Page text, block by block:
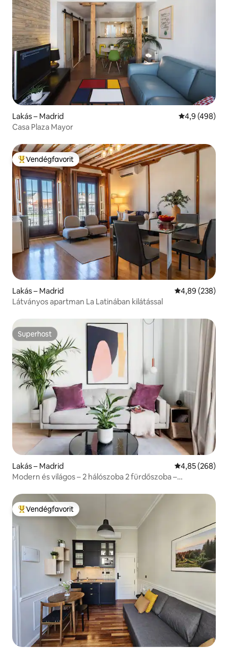
Lakás – Madrid Átlagos
4,9 (498)
Casa Plaza Mayor
Kiemelt vendégfavorit
Vendégfavorit
Lakás – Madrid Átlagos
4,89 (238)
Látványos apartman La Latinában kilátással
Superhost
Superhost
Lakás – Madrid Átlagos
4,85 (268)
Modern és világos – 2 hálószoba 2 fürdőszoba –
Kiemelt vendégfavorit
Vendégfavorit